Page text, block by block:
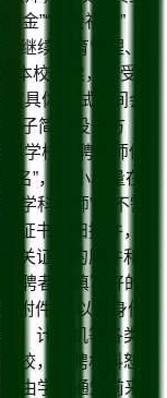
金”“工会福利”
续教育管理、
校就读，享受优
体面试时间会
简历投递方
学校应聘教师信
名”，大小尽量在
学科教师”，不需
证书的扫描件，不
关证书的原件和复
聘者将填写好的
附件)，以及身份
、计算机等各类水
校，应聘材料恕不
学校通知前来